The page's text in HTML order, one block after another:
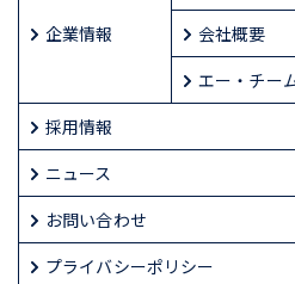
企業情報
会社概要
エー・チー
採用情報
ニュース
お問い合わせ
プライバシーポリシー